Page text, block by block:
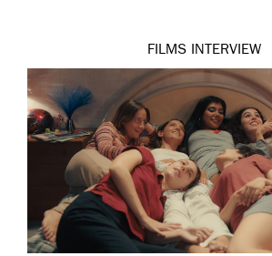
FILMS INTERVIEW